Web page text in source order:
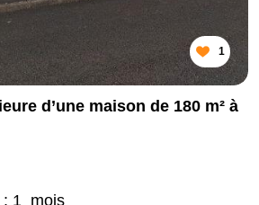
1
d’une maison de 180 m² à
: 1 mois